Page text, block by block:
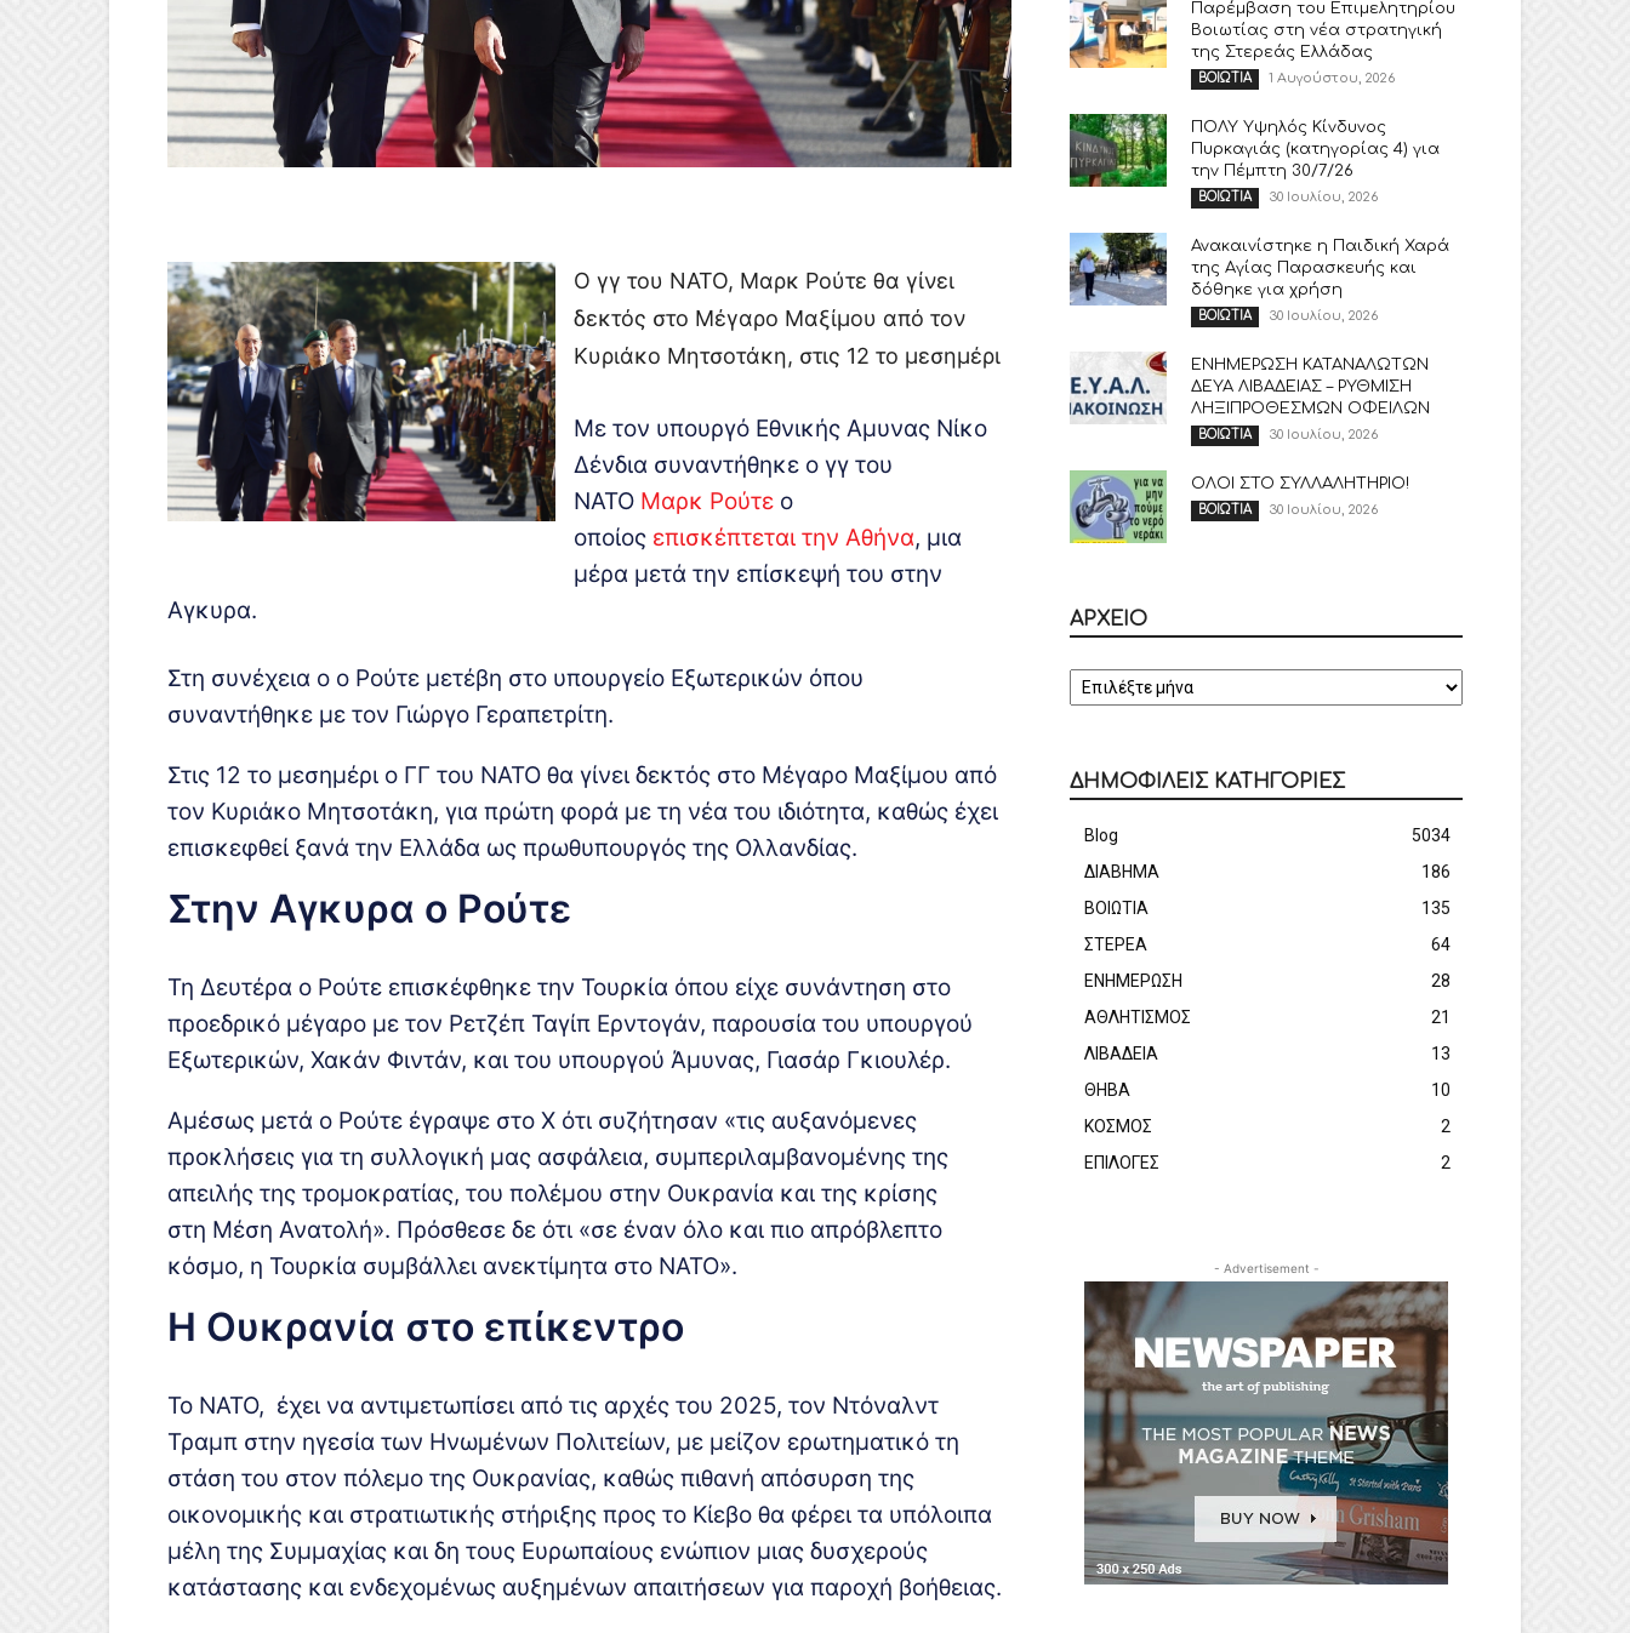
Ο γγ του ΝΑΤΟ, Μαρκ Ρούτε θα γίνει
δεκτός στο Μέγαρο Μαξίμου από τον
Κυριάκο Μητσοτάκη, στις 12 το μεσημέρι
Με τον υπουργό Εθνικής Αμυνας Νίκο
Δένδια συναντήθηκε ο γγ του
ΝΑΤΟ Μαρκ Ρούτε ο
οποίος επισκέπτεται την Αθήνα, μια
μέρα μετά την επίσκεψή του στην
Αγκυρα.
Στη συνέχεια ο ο Ρούτε μετέβη στο υπουργείο Εξωτερικών όπου
συναντήθηκε με τον Γιώργο Γεραπετρίτη.
Στις 12 το μεσημέρι ο ΓΓ του ΝΑΤΟ θα γίνει δεκτός στο Μέγαρο Μαξίμου από
τον Κυριάκο Μητσοτάκη, για πρώτη φορά με τη νέα του ιδιότητα, καθώς έχει
επισκεφθεί ξανά την Ελλάδα ως πρωθυπουργός της Ολλανδίας.
Στην Αγκυρα ο Ρούτε
Τη Δευτέρα ο Ρούτε επισκέφθηκε την Τουρκία όπου είχε συνάντηση στο
προεδρικό μέγαρο με τον Ρετζέπ Ταγίπ Ερντογάν, παρουσία του υπουργού
Εξωτερικών, Χακάν Φιντάν, και του υπουργού Άμυνας, Γιασάρ Γκιουλέρ.
Αμέσως μετά ο Ρούτε έγραψε στο Χ ότι συζήτησαν «τις αυξανόμενες
προκλήσεις για τη συλλογική μας ασφάλεια, συμπεριλαμβανομένης της
απειλής της τρομοκρατίας, του πολέμου στην Ουκρανία και της κρίσης
στη Μέση Ανατολή». Πρόσθεσε δε ότι «σε έναν όλο και πιο απρόβλεπτο
κόσμο, η Τουρκία συμβάλλει ανεκτίμητα στο ΝΑΤΟ».
Η Ουκρανία στο επίκεντρο
Το ΝΑΤΟ, έχει να αντιμετωπίσει από τις αρχές του 2025, τον Ντόναλντ
Τραμπ στην ηγεσία των Ηνωμένων Πολιτείων, με μείζον ερωτηματικό τη
στάση του στον πόλεμο της Ουκρανίας, καθώς πιθανή απόσυρση της
οικονομικής και στρατιωτικής στήριξης προς το Κίεβο θα φέρει τα υπόλοιπα
μέλη της Συμμαχίας και δη τους Ευρωπαίους ενώπιον μιας δυσχερούς
κατάστασης και ενδεχομένως αυξημένων απαιτήσεων για παροχή βοήθειας.
Παρέμβαση του Επιμελητηρίου
Βοιωτίας στη νέα στρατηγική
της Στερεάς Ελλάδας
ΒΟΙΩΤΙΑ 1 Αυγούστου, 2026
ΠΟΛΥ Υψηλός Κίνδυνος
Πυρκαγιάς (κατηγορίας 4) για
την Πέμπτη 30/7/26
ΒΟΙΩΤΙΑ 30 Ιουλίου, 2026
Ανακαινίστηκε η Παιδική Χαρά
της Αγίας Παρασκευής και
δόθηκε για χρήση
ΒΟΙΩΤΙΑ 30 Ιουλίου, 2026
ΕΝΗΜΕΡΩΣΗ ΚΑΤΑΝΑΛΩΤΩΝ
ΔΕΥΑ ΛΙΒΑΔΕΙΑΣ – ΡΥΘΜΙΣΗ
ΛΗΞΙΠΡΟΘΕΣΜΩΝ ΟΦΕΙΛΩΝ
ΒΟΙΩΤΙΑ 30 Ιουλίου, 2026
ΟΛΟΙ ΣΤΟ ΣΥΛΛΑΛΗΤΗΡΙΟ!
ΒΟΙΩΤΙΑ 30 Ιουλίου, 2026
ΑΡΧΕΙΟ
ΔΗΜΟΦΙΛΕΙΣ ΚΑΤΗΓΟΡΙΕΣ
Blog
5034
ΔΙΑΒΗΜΑ
186
ΒΟΙΩΤΙΑ
135
ΣΤΕΡΕΑ
64
ΕΝΗΜΕΡΩΣΗ
28
ΑΘΛΗΤΙΣΜΟΣ
21
ΛΙΒΑΔΕΙΑ
13
ΘΗΒΑ
10
ΚΟΣΜΟΣ
2
ΕΠΙΛΟΓΕΣ
2
- Advertisement -